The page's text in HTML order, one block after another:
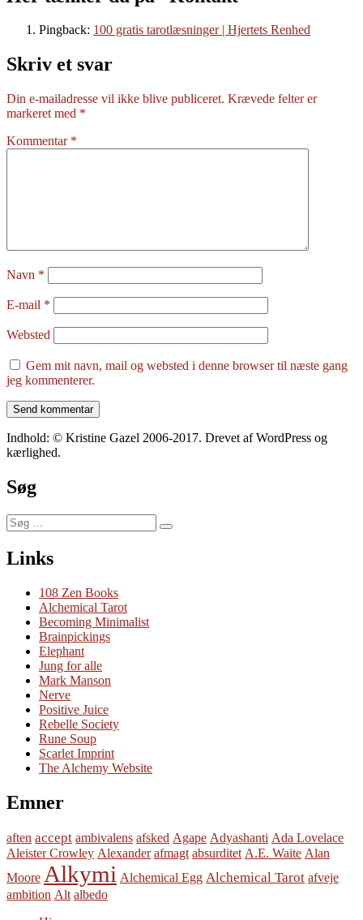
Pingback: 100 gratis tarotlæsninger | Hjertets Renhed
Skriv et svar
Din e-mailadresse vil ikke blive publiceret. Krævede felter er
markeret med *
Kommentar *
Navn *
E-mail *
Websted
Gem mit navn, mail og websted i denne browser til næste gang
jeg kommenterer.
Indhold: © Kristine Gazel 2006-2017. Drevet af WordPress og
kærlighed.
Søg
Søg
efter:
Søg
Links
108 Zen Books
Alchemical Tarot
Becoming Minimalist
Brainpickings
Elephant
Jung for alle
Mark Manson
Nerve
Positive Juice
Rebelle Society
Rune Soup
Scarlet Imprint
The Alchemy Website
Emner
aften accept ambivalens afsked Agape Adyashanti Ada Lovelace
Aleister Crowley Alexander afmagt absurditet A.E. Waite Alan
Moore Alkymi Alchemical Egg Alchemical Tarot afveje
ambition Alt albedo